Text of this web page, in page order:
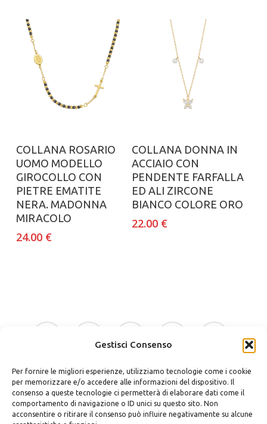
Gestisci Consenso
Per fornire le migliori esperienze, utilizziamo tecnologie come i cookie
per memorizzare e/o accedere alle informazioni del dispositivo. Il
consenso a queste tecnologie ci permetterà di elaborare dati come il
comportamento di navigazione o ID unici su questo sito. Non
acconsentire o ritirare il consenso può influire negativamente su alcune
Aggiungi al carrello
COLLANA ROSARIO
UOMO MODELLO
GIROCOLLO CON
PIETRE EMATITE
NERA. MADONNA
MIRACOLO
24.00 €
Aggiungi al carrello
COLLANA DONNA IN
ACCIAIO CON
PENDENTE FARFALLA
ED ALI ZIRCONE
BIANCO COLORE ORO
22.00 €
facebook
google-
instagram whatsapp tiktok
phone email